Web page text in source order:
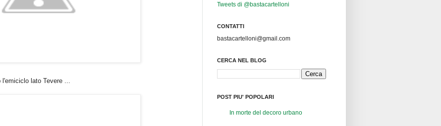
lato Tevere ...
Tweets di @bastacartelloni
CONTATTI
bastacartelloni@gmail.com
CERCA NEL BLOG
POST PIU' POPOLARI
In morte del decoro urbano